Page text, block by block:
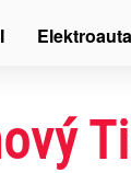
Elektroauta